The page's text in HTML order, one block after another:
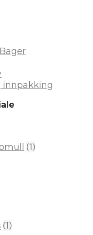
innpakking
(1)
(1)